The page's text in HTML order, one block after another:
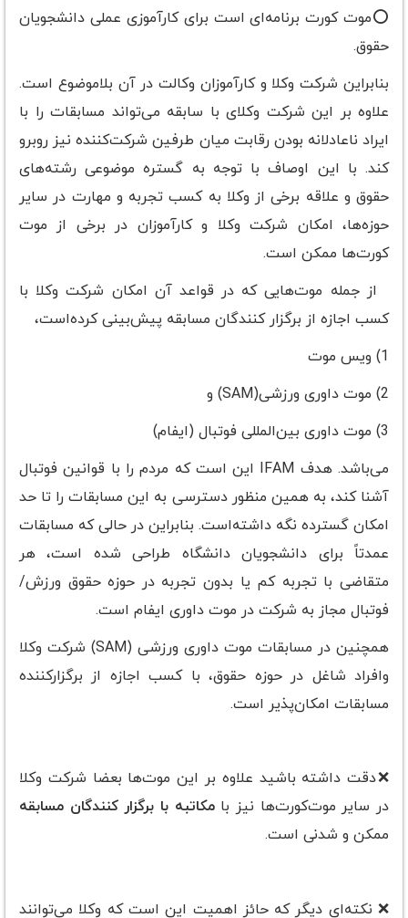
⭕️موت کورت برنامه‌ای است برای کارآموزی عملی دانشجویان
حقوق.
بنابراین شرکت وکلا و کارآموزان وکالت در آن بلاموضوع است.
علاوه بر این شرکت وکلای با سابقه می‌تواند مسابقات را با
ایراد ناعادلانه بودن رقابت میان طرفین شرکت‌کننده نیز روبرو
کند. با این اوصاف با توجه به گستره موضوعی رشته‌های
حقوق و علاقه برخی از وکلا به کسب تجربه و مهارت در سایر
حوزه‌ها، امکان شرکت وکلا و کارآموزان در برخی از موت
کورت‌ها ممکن است.
از جمله موت‌هایی که در قواعد آن امکان شرکت وکلا با
کسب اجازه از برگزار کنندگان مسابقه پیش‌بینی کرده‌است،
1) ویس موت
2) موت داوری ورزشی(SAM) و
3) موت داوری بین‌المللی فوتبال (ایفام)
می‌باشد. هدف IFAM این است که مردم را با قوانین فوتبال
آشنا کند، به همین منظور دسترسی به این مسابقات را تا حد
امکان گسترده نگه داشته‌است. بنابراین در حالی که مسابقات
عمدتاً برای دانشجویان دانشگاه طراحی شده است، هر
متقاضی با تجربه کم یا بدون تجربه در حوزه حقوق ورزش/
فوتبال مجاز به شرکت در موت داوری ایفام است.
همچنین در مسابقات موت داوری ورزشی (SAM) شرکت وکلا
وافراد شاغل در حوزه حقوق، با کسب اجازه از برگزارکننده
مسابقات امکان‌پذیر است.
❌دقت داشته باشید علاوه بر این موت‌ها بعضا شرکت وکلا
در سایر موت‌کورت‌ها نیز بامکاتبه با برگزار کنندگان مسابقه
ممکن و شدنی است.
❌ نکته‌ای دیگر که حائز اهمیت این است که وکلا می‌توانند